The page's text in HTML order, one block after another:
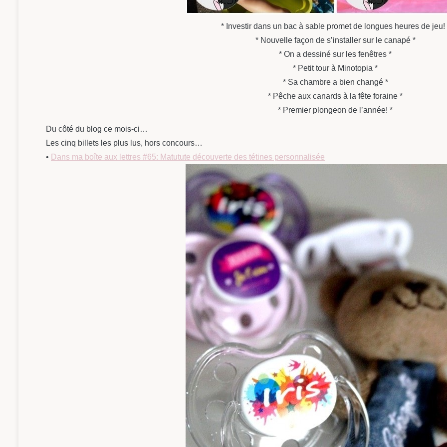
* Investir dans un bac à sable promet de longues heures de jeu!
* Nouvelle façon de s’installer sur le canapé *
* On a dessiné sur les fenêtres *
* Petit tour à Minotopia *
* Sa chambre a bien changé *
* Pêche aux canards à la fête foraine *
* Premier plongeon de l’année! *
Du côté du blog ce mois-ci…
Les cinq billets les plus lus, hors concours…
• Dans ma boîte aux lettres #65: Matutute découverte des tétines personnalisée